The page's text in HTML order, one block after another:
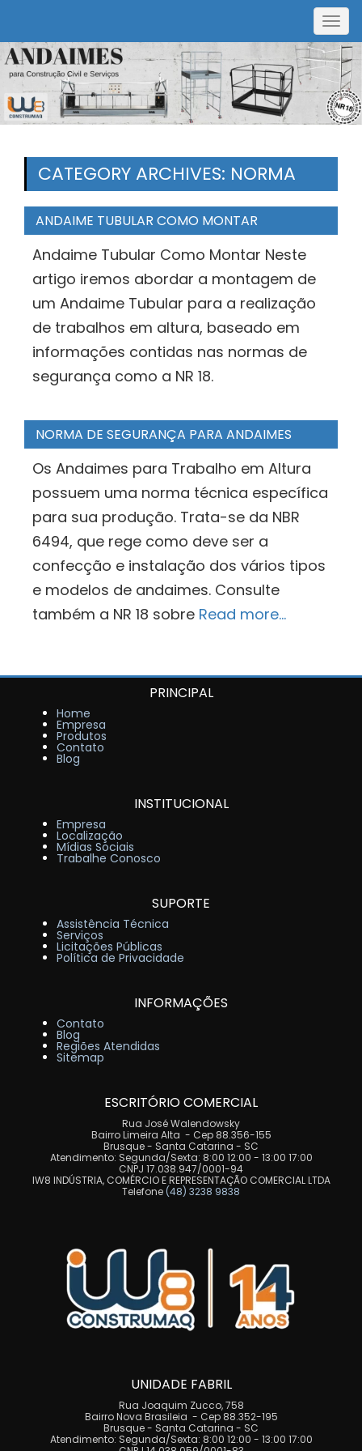
CATEGORY ARCHIVES: NORMA
ANDAIME TUBULAR COMO MONTAR
Andaime Tubular Como Montar Neste
artigo iremos abordar a montagem de
um Andaime Tubular para a realização
de trabalhos em altura, baseado em
informações contidas nas normas de
segurança como a NR 18.
NORMA DE SEGURANÇA PARA ANDAIMES
Os Andaimes para Trabalho em Altura
possuem uma norma técnica específica
para sua produção. Trata-se da NBR
6494, que rege como deve ser a
confecção e instalação dos vários tipos
e modelos de andaimes. Consulte
também a NR 18 sobre Read more…
PRINCIPAL
Home
Empresa
Produtos
Contato
Blog
INSTITUCIONAL
Empresa
Localização
Mídias Sociais
Trabalhe Conosco
SUPORTE
Assistência Técnica
Serviços
Licitações Públicas
Política de Privacidade
INFORMAÇÕES
Contato
Blog
Regiões Atendidas
Sitemap
ESCRITÓRIO COMERCIAL
Rua José Walendowsky
Bairro Limeira Alta - Cep 88.356-155
Brusque - Santa Catarina - SC
Atendimento: Segunda/Sexta: 8:00 12:00 - 13:00 17:00
CNPJ 17.038.947/0001-94
IW8 INDÚSTRIA, COMÉRCIO E REPRESENTAÇÃO COMERCIAL LTDA
Telefone (48) 3238 9838
UNIDADE FABRIL
Rua Joaquim Zucco, 758
Bairro Nova Brasileia - Cep 88.352-195
Brusque - Santa Catarina - SC
Atendimento: Segunda/Sexta: 8:00 12:00 - 13:00 17:00